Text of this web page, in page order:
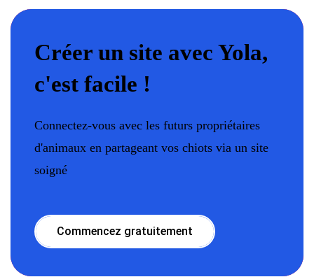
Créer un site avec Yola,
c'est facile !
Connectez-vous avec les futurs propriétaires
d'animaux en partageant vos chiots via un site
soigné
Commencez gratuitement